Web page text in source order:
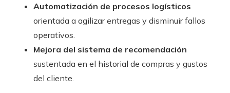
Automatización de procesos logísticos
orientada a agilizar entregas y disminuir fallos
operativos.
Mejora del sistema de recomendación
sustentada en el historial de compras y gustos
del cliente.